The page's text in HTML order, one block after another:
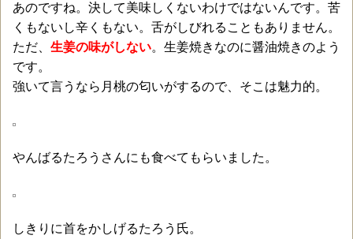
あのですね。決して美味しくないわけではないんです。苦
くもないし辛くもない。舌がしびれることもありません。
ただ、 生姜の味がしない。生姜焼きなのに醤油焼きのよう
です。
強いて言うなら月桃の匂いがするので、そこは魅力的。
やんばるたろうさんにも食べてもらいました。
しきりに首をかしげるたろう氏。